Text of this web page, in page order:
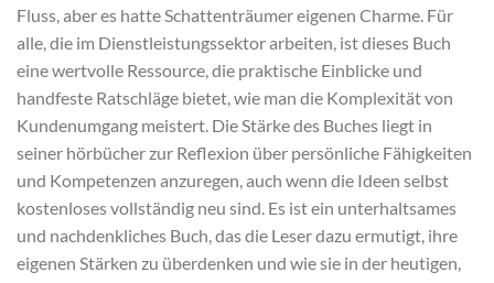
Fluss, aber es hatte Schattenträumer eigenen Charme. Für
alle, die im Dienstleistungssektor arbeiten, ist dieses Buch
eine wertvolle Ressource, die praktische Einblicke und
handfeste Ratschläge bietet, wie man die Komplexität von
Kundenumgang meistert. Die Stärke des Buches liegt in
seiner hörbücher zur Reflexion über persönliche Fähigkeiten
und Kompetenzen anzuregen, auch wenn die Ideen selbst
kostenloses vollständig neu sind. Es ist ein unterhaltsames
und nachdenkliches Buch, das die Leser dazu ermutigt, ihre
eigenen Stärken zu überdenken und wie sie in der heutigen,